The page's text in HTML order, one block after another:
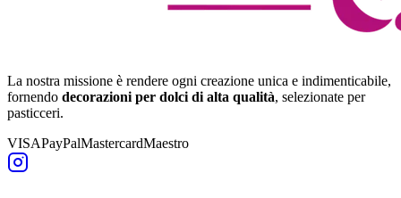
La nostra missione è rendere ogni creazione unica e indimenticabile,
fornendo decorazioni per dolci di alta qualità, selezionate per
pasticceri.
VISAPayPalMastercardMaestro